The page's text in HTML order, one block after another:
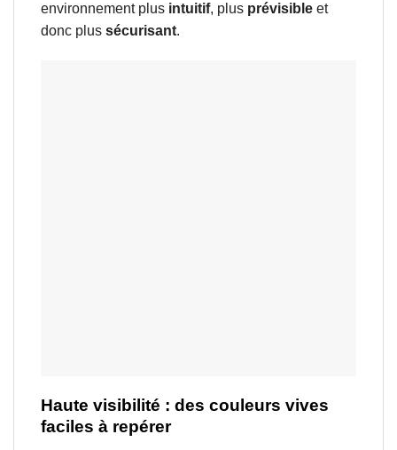
environnement plus intuitif, plus prévisible et
donc plus sécurisant.
Haute visibilité : des couleurs vives
faciles à repérer